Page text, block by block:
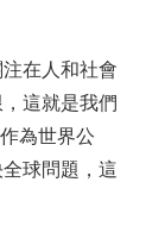
在人和社會
這就是我們
為世界公
球問題，這